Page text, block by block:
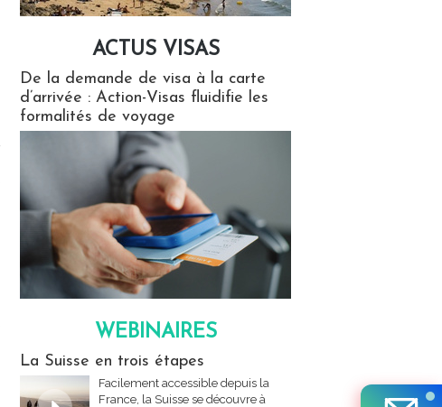
ACTUS VISAS
De la demande de visa à la carte
d’arrivée : Action-Visas fluidifie les
formalités de voyage
WEBINAIRES
La Suisse en trois étapes
Facilement accessible depuis la
France, la Suisse se découvre à